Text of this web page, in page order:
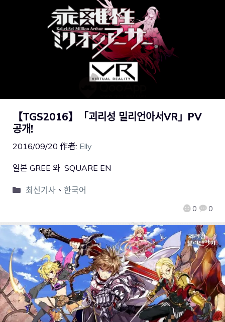
【TGS2016】「괴리성 밀리언아서VR」PV
공개!
2016/09/20 作者: Elly
0 0
일본 GREE 와 SQUARE EN
최신기사、 한국어